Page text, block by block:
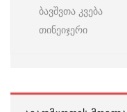
ბავშვთა კვება
თინეიჯერი